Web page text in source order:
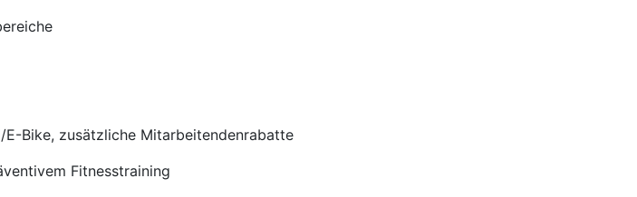
Bike, zusätzliche Mitarbeitendenrabatte
Fitnesstraining